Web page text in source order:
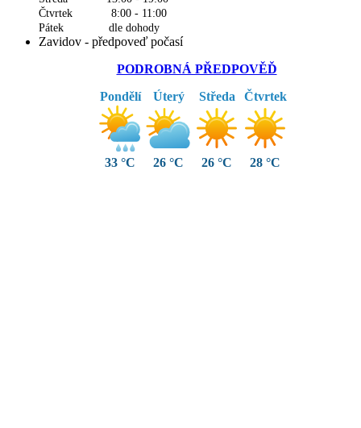
Čtvrtek 8:00 - 11:00
Pátek dle dohody
Zavidov - předpoveď počasí
PODROBNÁ PŘEDPOVĚĎ
Pondělí
33 °C
Úterý
26 °C
Středa
26 °C
Čtvrtek
28 °C